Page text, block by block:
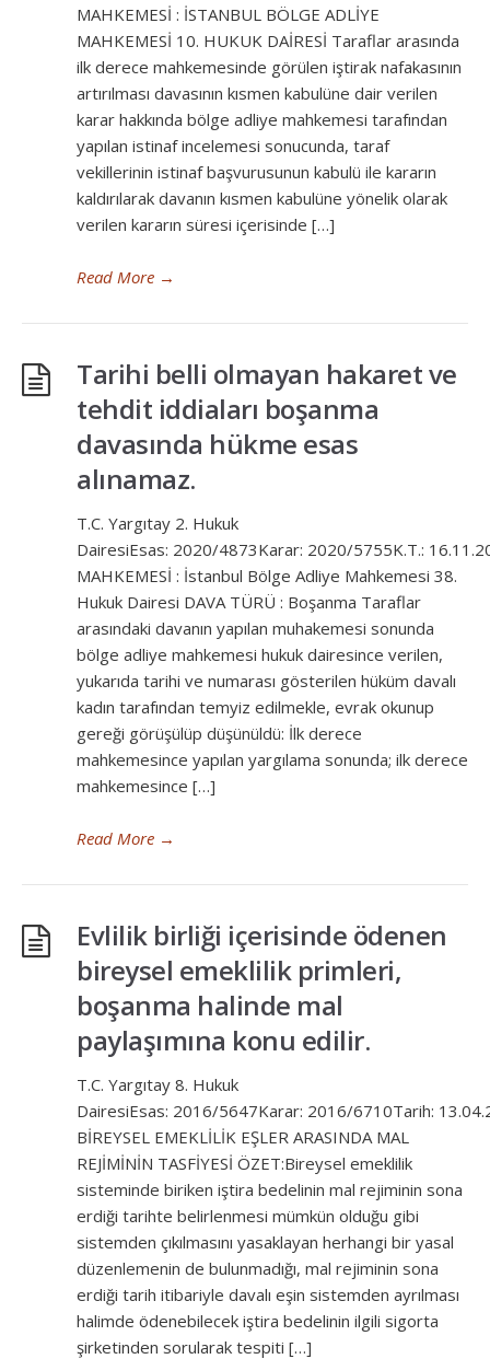
MAHKEMESİ : İSTANBUL BÖLGE ADLİYE
MAHKEMESİ 10. HUKUK DAİRESİ Taraflar arasında
ilk derece mahkemesinde görülen iştirak nafakasının
artırılması davasının kısmen kabulüne dair verilen
karar hakkında bölge adliye mahkemesi tarafından
yapılan istinaf incelemesi sonucunda, taraf
vekillerinin istinaf başvurusunun kabulü ile kararın
kaldırılarak davanın kısmen kabulüne yönelik olarak
verilen kararın süresi içerisinde […]
Read More →
Tarihi belli olmayan hakaret ve
tehdit iddiaları boşanma
davasında hükme esas
alınamaz.
T.C. Yargıtay 2. Hukuk
DairesiEsas: 2020/4873Karar: 2020/5755K.T.:
MAHKEMESİ : İstanbul Bölge Adliye Mahkemesi 38.
Hukuk Dairesi DAVA TÜRÜ : Boşanma Taraflar
arasındaki davanın yapılan muhakemesi sonunda
bölge adliye mahkemesi hukuk dairesince verilen,
yukarıda tarihi ve numarası gösterilen hüküm davalı
kadın tarafından temyiz edilmekle, evrak okunup
gereği görüşülüp düşünüldü: İlk derece
mahkemesince yapılan yargılama sonunda; ilk derece
mahkemesince […]
Read More →
Evlilik birliği içerisinde ödenen
bireysel emeklilik primleri,
boşanma halinde mal
paylaşımına konu edilir.
T.C. Yargıtay 8. Hukuk
DairesiEsas: 2016/5647Karar: 2016/6710Tarih:
BİREYSEL EMEKLİLİK EŞLER ARASINDA MAL
REJİMİNİN TASFİYESİ ÖZET:Bireysel emeklilik
sisteminde biriken iştira bedelinin mal rejiminin sona
erdiği tarihte belirlenmesi mümkün olduğu gibi
sistemden çıkılmasını yasaklayan herhangi bir yasal
düzenlemenin de bulunmadığı, mal rejiminin sona
erdiği tarih itibariyle davalı eşin sistemden ayrılması
halimde ödenebilecek iştira bedelinin ilgili sigorta
şirketinden sorularak tespiti […]